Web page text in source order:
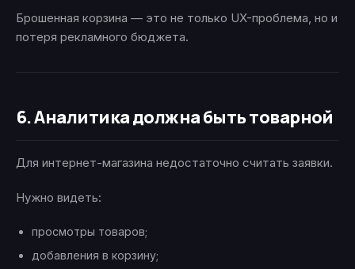
Брошенная корзина — это не только UX-проблема, но и
потеря рекламного бюджета.
6. Аналитика должна быть товарной
Для интернет-магазина недостаточно считать заявки.
Нужно видеть:
просмотры товаров;
добавления в корзину;